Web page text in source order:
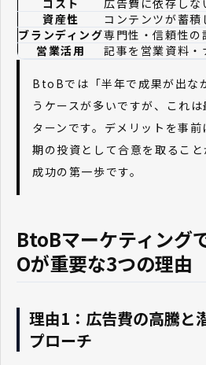
コスト
広告費に依存し
資産性
コンテンツが蓄
ブランディング専門性・信頼性
営業活用
記事を営業資料
BtoBでは「半年で成果が出な
うケースが多いですが、これ
ターンです。デメリットを事
期の投資として合意を取るこ
成功の第一歩です。
BtoBマーケティング
Oが重要な3つの理由
理由1：広告費の高騰と
プローチ